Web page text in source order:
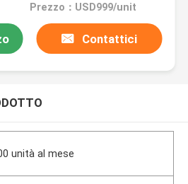
Prezzo：USD999/unit
Contattici
unità al mese